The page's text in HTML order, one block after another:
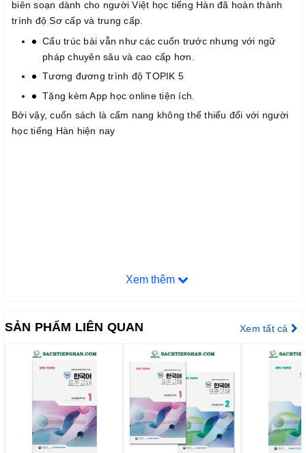
biên soạn dành cho người Việt học tiếng Hàn đã hoàn thành
trình độ Sơ cấp và trung cấp.
Cấu trúc bài vẫn như các cuốn trước nhưng với ngữ
pháp chuyên sâu và cao cấp hơn.
Tương đương trình độ TOPIK 5
Tặng kèm App học online tiện ích.
Bởi vậy, cuốn sách là cẩm nang không thể thiếu đối với người
học tiếng Hàn hiện nay
Xem thêm
SẢN PHẨM LIÊN QUAN Xem tất cả